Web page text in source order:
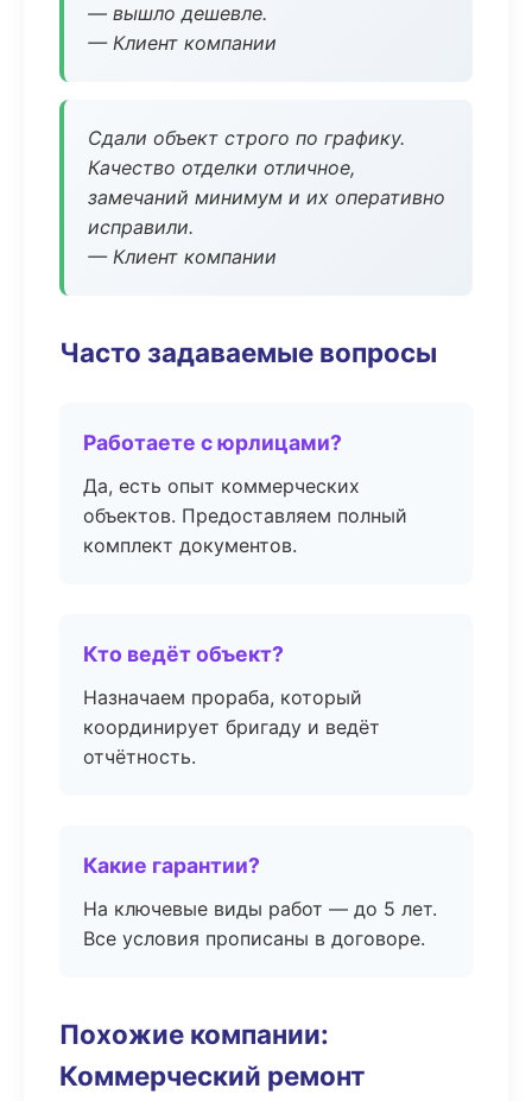
— вышло дешевле.
— Клиент компании
Сдали объект строго по графику.
Качество отделки отличное,
замечаний минимум и их оперативно
исправили.
— Клиент компании
Часто задаваемые вопросы
Работаете с юрлицами?
Да, есть опыт коммерческих
объектов. Предоставляем полный
комплект документов.
Кто ведёт объект?
Назначаем прораба, который
координирует бригаду и ведёт
отчётность.
Какие гарантии?
На ключевые виды работ — до 5 лет.
Все условия прописаны в договоре.
Похожие компании:
Коммерческий ремонт